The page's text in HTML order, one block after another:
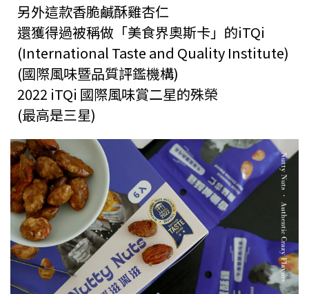
另外這款香脆鹹酥雞杏仁
還獲得過被稱做「美食界奧斯卡」的iTQi
(International Taste and Quality Institute)
(國際風味暨品質評鑑機構)
2022 iTQi 國際風味賞二星的殊榮
(最高是三星)